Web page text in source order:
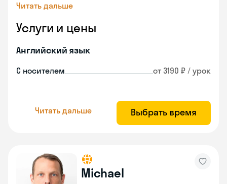
Читать дальше
Услуги и цены
Английский язык
С носителем от 3190 ₽ / урок
Читать дальше Выбрать время
Michael